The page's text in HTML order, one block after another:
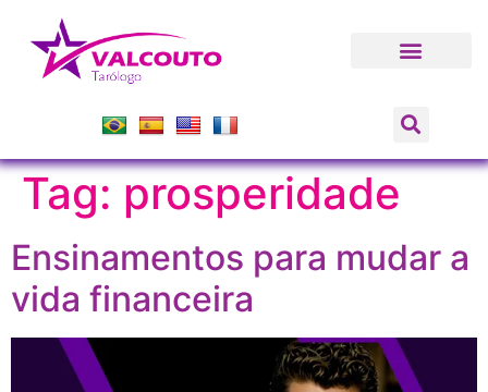
Tag: prosperidade
Ensinamentos para mudar a
vida financeira